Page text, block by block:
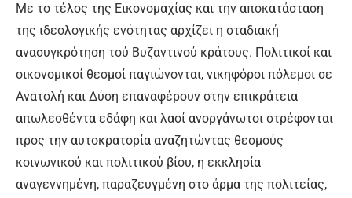
Με το τέλος της Εικονομαχίας και την αποκατάσταση
της ιδεολογικής ενότητας αρχίζει η σταδιακή
ανασυγκρότηση τού Βυζαντινού κράτους. Πολιτικοί και
οικονομικοί θεσμοί παγιώνονται, νικηφόροι πόλεμοι σε
Ανατολή και Δύση επαναφέρουν στην επικράτεια
απωλεσθέντα εδάφη και λαοί ανοργάνωτοι στρέφονται
προς την αυτοκρατορία αναζητώντας θεσμούς
κοινωνικού και πολιτικού βίου, η εκκλησία
αναγεννημένη, παραζευγμένη στο άρμα της πολιτείας,